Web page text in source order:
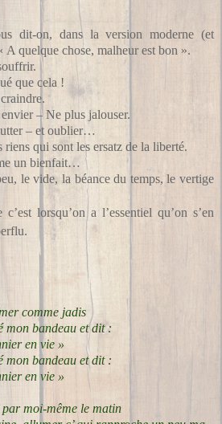
dit-on, dans la version moderne (et
A quelque chose, malheur est bon ».
que cela !
– Ne plus jalouser.
– et oublier…
qui sont les ersatz de la liberté.
un bienfait…
le vide, la béance du temps, le vertige
lorsqu’on a l’essentiel qu’on s’en
comme jadis
mon bandeau et dit :
en vie »
mon bandeau et dit :
en vie »
par moi-même le matin